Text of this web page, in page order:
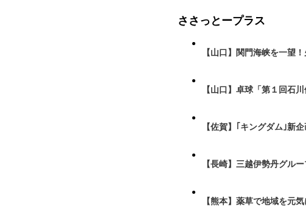
ささっとープラス
【山口】関門海峡を一望
【山口】卓球「第１回石
【佐賀】｢キングダム｣新
【長崎】三越伊勢丹グル
【熊本】薬草で地域を元